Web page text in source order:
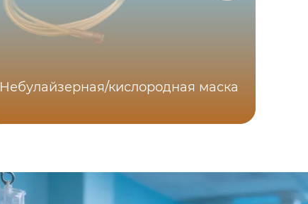
Небулайзерная/кислородная маска